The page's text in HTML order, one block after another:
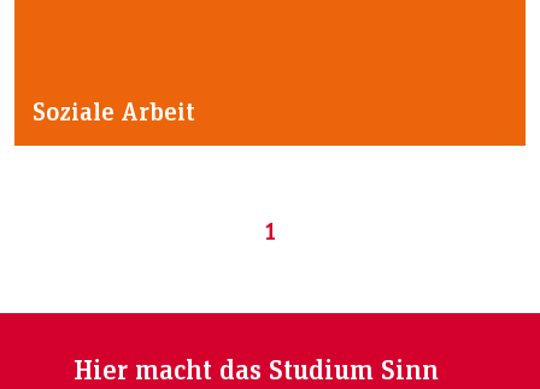
Soziale Arbeit
1
Hier macht das Studium Sinn